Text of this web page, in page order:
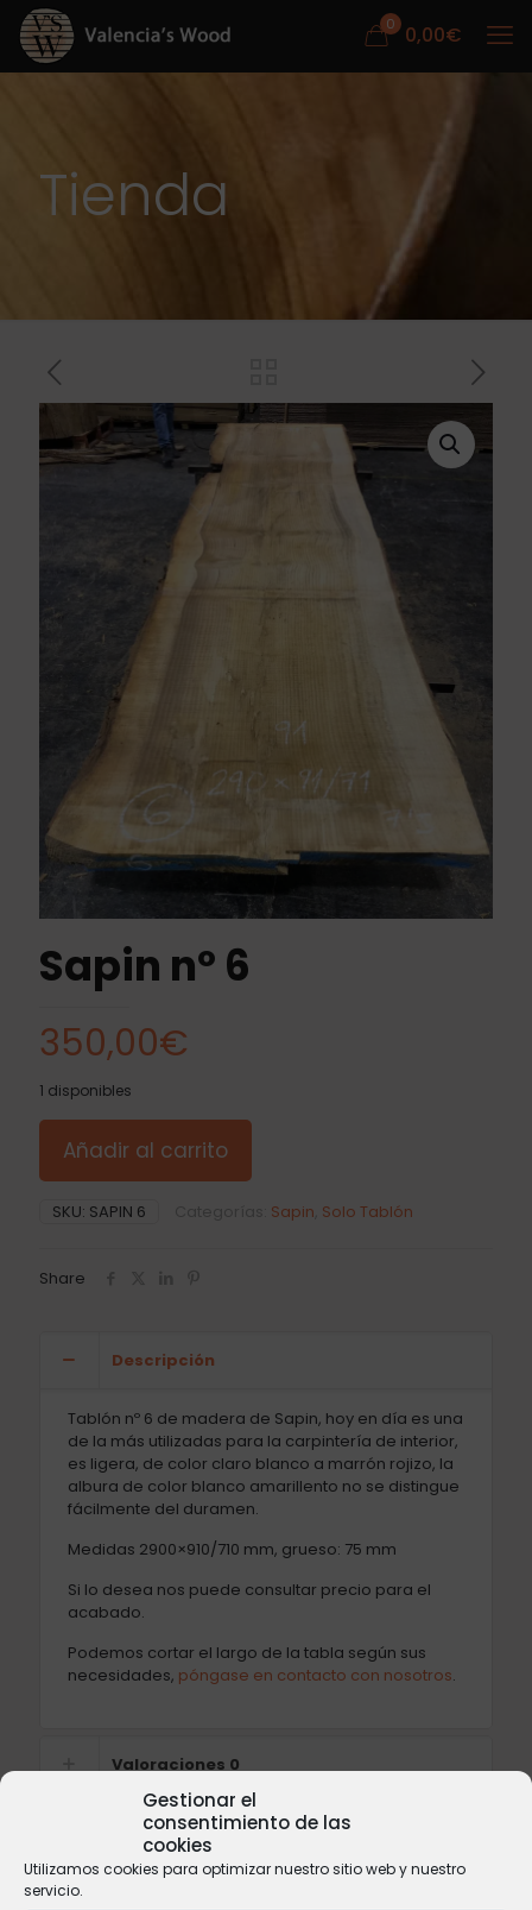
Gestionar el
consentimiento de las
cookies
Utilizamos cookies para optimizar nuestro sitio web y nuestro
servicio.
0 0,00€
Tienda
Sapin nº 6
350,00€
1 disponibles
Añadir al carrito
SKU: SAPIN 6 Sapin Solo Tablón
Share
Descripción
Tablón nº 6 de madera de Sapin, hoy en día es una
de la más utilizadas para la carpintería de interior,
es ligera, de color claro blanco a marrón rojizo, la
albura de color blanco amarillento no se distingue
fácilmente del duramen.
Medidas 2900×910/710 mm, grueso: 75 mm
Si lo desea nos puede consultar precio para el
acabado.
Podemos cortar el largo de la tabla según sus
necesidades, póngase en contacto con nosotros.
Valoraciones 0
Productos relacionados